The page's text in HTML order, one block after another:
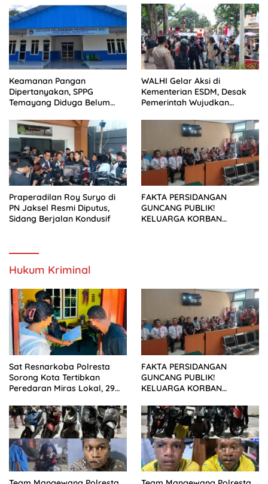
Keamanan Pangan
Dipertanyakan, SPPG
Temayang Diduga Belum
WALHI Gelar Aksi di
Kementerian ESDM, Desak
Pemerintah Wujudkan
Praperadilan Roy Suryo di
PN Jaksel Resmi Diputus,
Sidang Berjalan Kondusif
FAKTA PERSIDANGAN
GUNCANG PUBLIK!
KELUARGA KORBAN
Hukum Kriminal
Sat Resnarkoba Polresta
Sorong Kota Tertibkan
Peredaran Miras Lokal, 29
FAKTA PERSIDANGAN
GUNCANG PUBLIK!
KELUARGA KORBAN
SETELAH SIDANG TUNTUTAN
DITUNDA